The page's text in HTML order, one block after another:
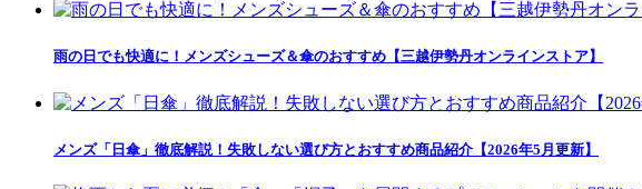
雨の日でも快適に！メンズシューズ＆傘のおすすめ【三越伊勢丹オンラインストア】
メンズ「日傘」徹底解説！失敗しない選び方とおすすめ商品紹介【2026年5月更新】